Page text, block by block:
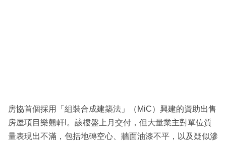
房協首個採用「組裝合成建築法」（MiC）興建的資助出售
房屋項目樂翹軒I。該樓盤上月交付，但大量業主對單位質
量表現出不滿，包括地磚空心、牆面油漆不平，以及疑似滲